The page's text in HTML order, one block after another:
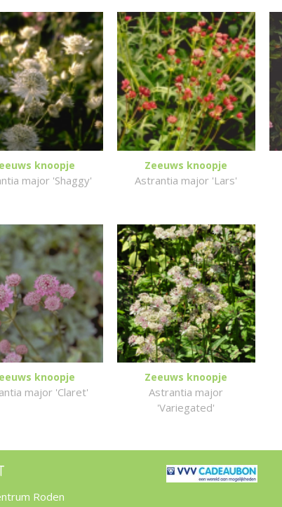
knoopje
major 'Shaggy'
Zeeuws knoopje
Astrantia major 'Lars'
knoopje
major 'Claret'
Zeeuws knoopje
Astrantia major
'Variegated'
Roden